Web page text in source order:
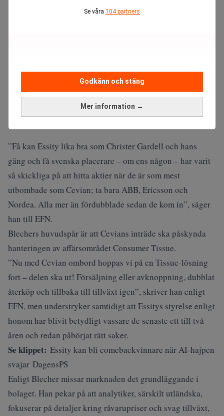
Se våra 104 partners
Mer information →
Godkänn och stäng
”Få kan Essity lika bra som Christer Gardell och hans
gäng och få svenska placerare – om ens någon – har varit
så skickliga på att hitta aktier när de är som mest
utbombade som Cevian; ta bara ABB, Ericsson och
Nordea. Alla mer än fördubblade sedan de kom in”, säger
han till EFN.
Blechers huvudspår är att Cevians inträde ska påskynda
hanteringen av affärsområdet Consumer Tissue.
”Nu med Cevian ombord hoppas vi på en Tissue-lösning
fort – delen ska ut! Försäljning eller avknoppning, dubblat
återköp och tillbaka till tillväxt igen”, skriver han enligt
EFN, men understryker samtidigt att Essitys styrelse enligt
honom har blivit betydligt vassare de senaste ett till två
åren och redan påbörjat rätt saker.
Se klippet: Essity kan bli comebackvinnare när AI-hajpen
svajar DagensPS
Enligt Blecher missar marknaden det grundläggande i
bolaget. Han pekar på att analytiker, särskilt utländska,
fokuserar på detaljer kring råvarupriser och svag tillväxt,